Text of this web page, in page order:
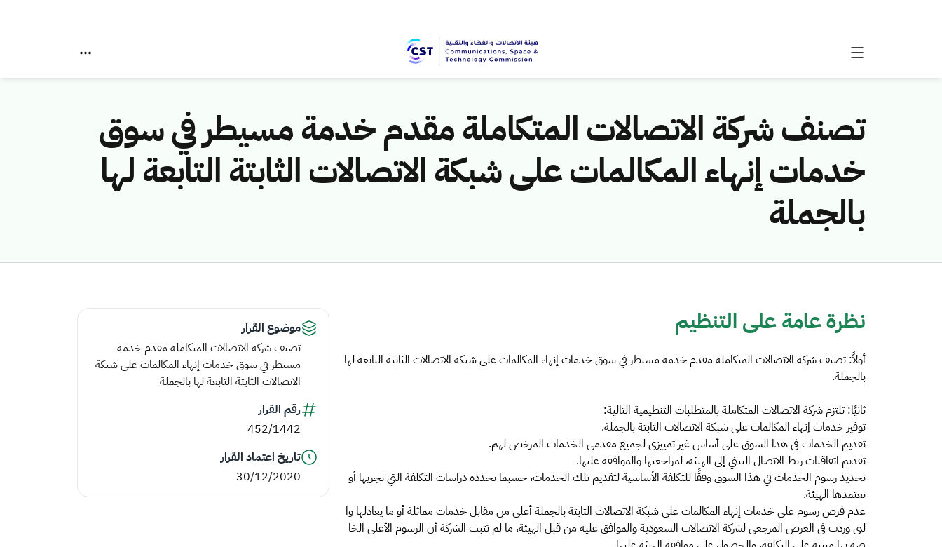
تصنف شركة الاتصالات المتكاملة مقدم خدمة مسيطر في سوق
خدمات إنهاء المكالمات على شبكة الاتصالات الثابتة التابعة لها
بالجملة
نظرة عامة على التنظيم
أولاً: تصنف شركة الاتصالات المتكاملة مقدم خدمة مسيطر في سوق خدمات إنهاء المكالمات على شبكة الاتصالات الثابتة التابعة لها
بالجملة.
ثانيًا: تلتزم شركة الاتصالات المتكاملة بالمتطلبات التنظيمية التالية:
توفير خدمات إنهاء المكالمات على شبكة الاتصالات الثابتة بالجملة.
تقديم الخدمات في هذا السوق على أساس غير تمييزي لجميع مقدمي الخدمات المرخص لهم.
تقديم اتفاقيات ربط الاتصال البيني إلى الهيئة، لمراجعتها والموافقة عليها.
تحديد رسوم الخدمات في هذا السوق وفقًا للتكلفة الأساسية لتقديم تلك الخدمات، حسبما تحدده دراسات التكلفة التي تجريها أو
تعتمدها الهيئة.
عدم فرض رسوم على خدمات إنهاء المكالمات على شبكة الاتصالات الثابتة بالجملة أعلى من مقابل خدمات مماثلة أو ما يعادلها وا
لتي وردت في العرض المرجعي لشركة الاتصالات السعودية والموافق عليه من قبل الهيئة، ما لم تثبت الشركة أن الرسوم الأعلى الخا
موضوع القرار
تصنف شركة الاتصالات المتكاملة مقدم خدمة
مسيطر في سوق خدمات إنهاء المكالمات على شبكة
الاتصالات الثابتة التابعة لها بالجملة
رقم القرار
452/1442
تاريخ اعتماد القرار
30/12/2020